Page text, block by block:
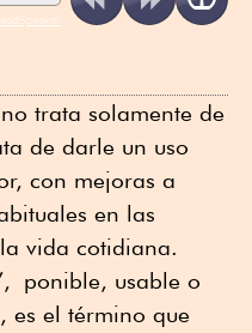
trata solamente de
de darle un uso
con mejoras a
en las
vida cotidiana.
ponible, usable o
es el término que